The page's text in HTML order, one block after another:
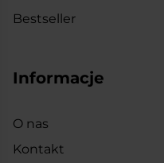
Bestseller
Informacje
O nas
Kontakt